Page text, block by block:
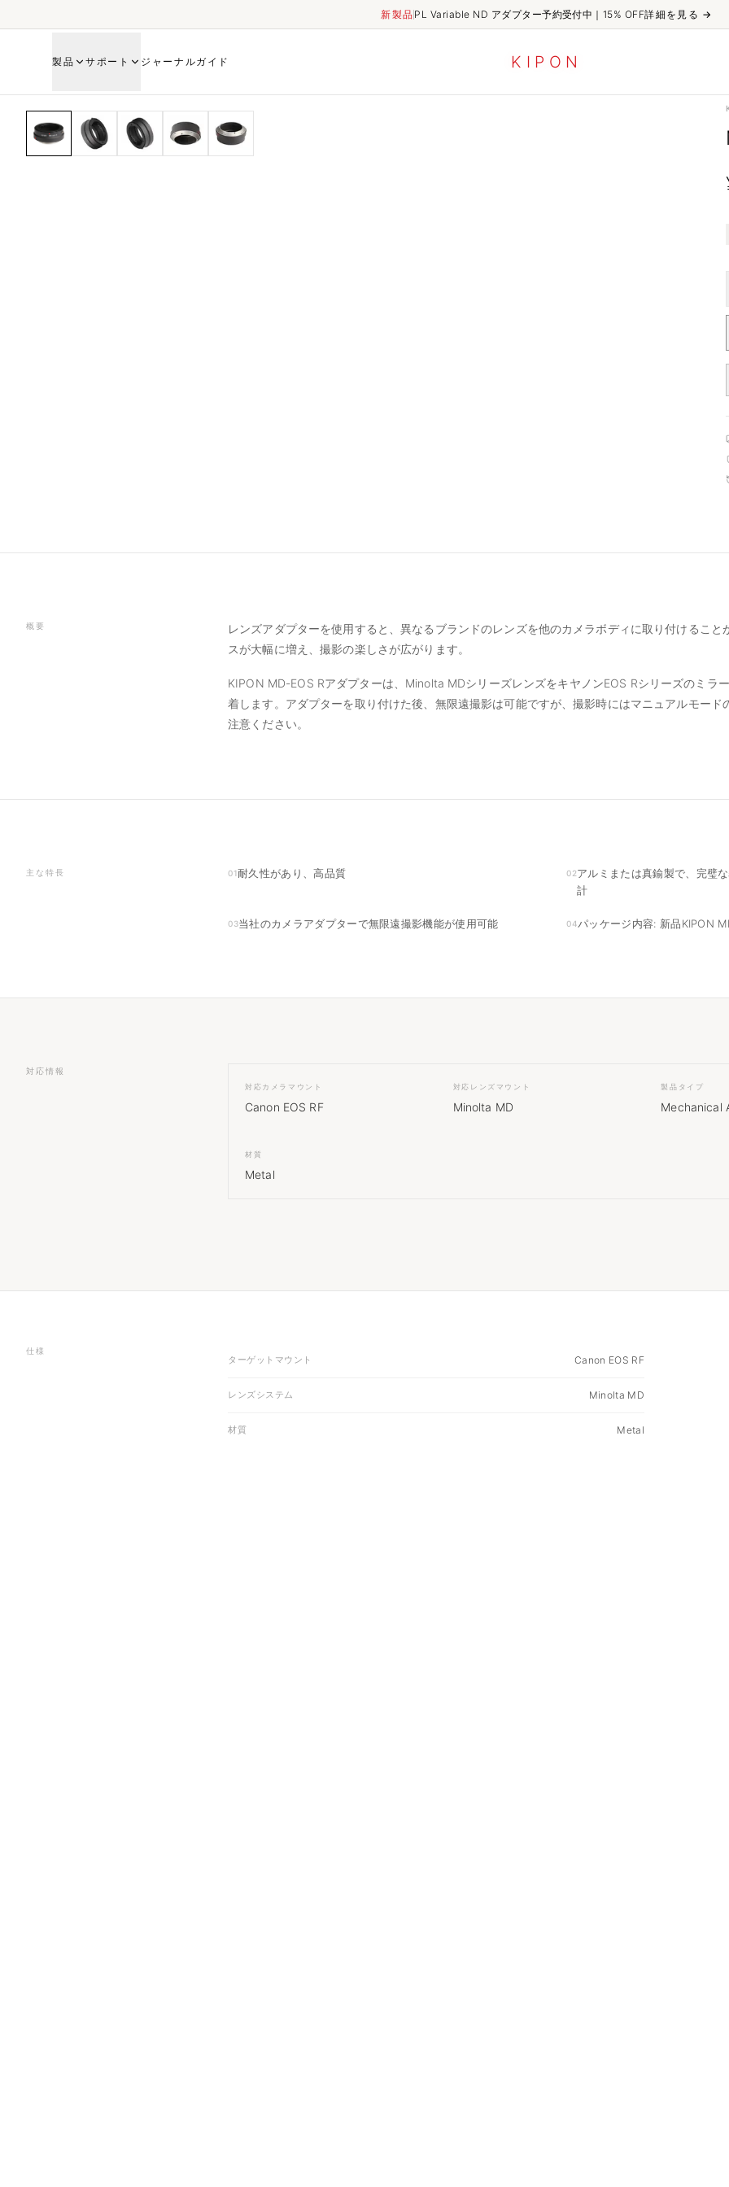
新製品PL Variable ND アダプター予約受付中｜15% OFF詳細を見る →
製品 サポート ジャーナルガイド K I P O N
HOME SHOP MECHANICAL ADAPTER Minolta MD-キヤノン EOS R RF
概要
レンズアダプターを使用すると、異なるブランドのレンズを他のカメラボディに取り付けること
スが大幅に増え、撮影の楽しさが広がります。
KIPON MD-EOS Rアダプターは、Minolta MDシリーズレンズをキヤノンEOS Rシリーズのミラ
着します。アダプターを取り付けた後、無限遠撮影は可能ですが、撮影時にはマニュアルモード
注意ください。
主な特長 01耐久性があり、高品質 02アルミまたは真鍮製で、完璧
計
03当社のカメラアダプターで無限遠撮影機能が使用可能 04パッケージ内容: 新品KIPON
対応情報
対応カメラマウント
Canon EOS RF
対応レンズマウント
Minolta MD
製品タイプ
Mechanical
材質
Metal
仕様
ターゲットマウント Canon EOS RF
レンズシステム Minolta MD
材質 Metal